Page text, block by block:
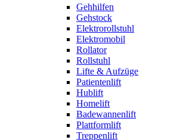
Gehhilfen
Gehstock
Elektrorollstuhl
Elektromobil
Rollator
Rollstuhl
Lifte & Aufzüge
Patientenlift
Hublift
Homelift
Badewannenlift
Plattformlift
Treppenlift